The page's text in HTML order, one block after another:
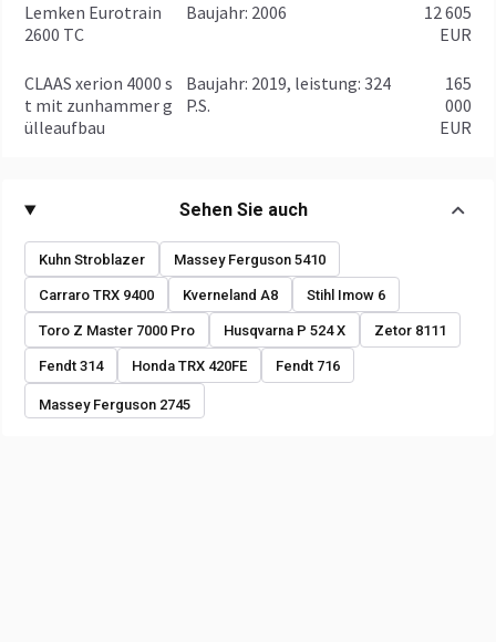
Lemken Eurotrain
2600 TC
baujahr: 2006
12 605
EUR
CLAAS xerion 4000 s
t mit zunhammer g
ülleaufbau
baujahr: 2019, leistung: 324
P.S.
165
000
EUR
Sehen Sie auch
Kuhn Stroblazer Massey Ferguson 5410
Carraro TRX 9400 Kverneland A8 Stihl Imow 6
Toro Z Master 7000 Pro Husqvarna P 524 X Zetor 8111
Fendt 314 Honda TRX 420FE Fendt 716
Massey Ferguson 2745